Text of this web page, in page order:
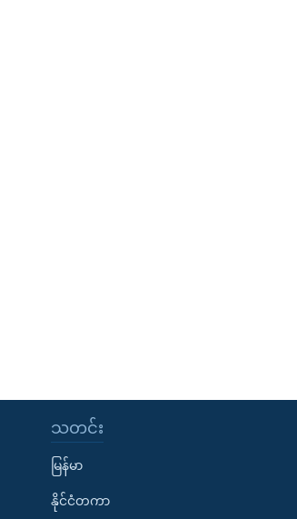
သတင်း
မြန်မာ
နိုင်ငံတကာ